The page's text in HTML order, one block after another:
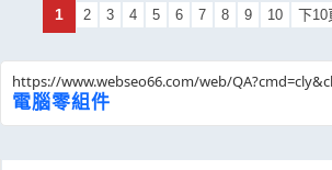
1 2 3 4 5 6 7 8 9 10 下10
https://www.webseo66.com/web/
電腦零組件